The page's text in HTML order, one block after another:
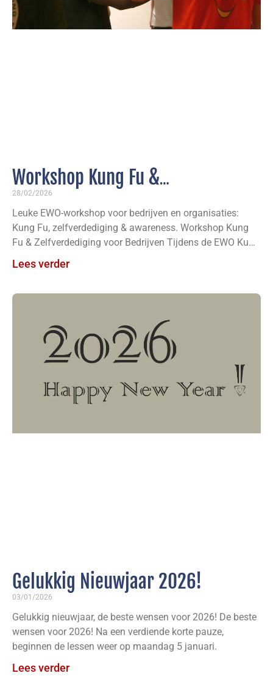
Workshop Kung Fu &
Zelfverdediging
28/02/2026
Leuke EWO-workshop voor bedrijven en organisaties:
Kung Fu, zelfverdediging & awareness. Workshop Kung
Fu & Zelfverdediging voor Bedrijven Tijdens de EWO Kung
Fu workshop voor
Lees verder
Gelukkig Nieuwjaar 2026!
03/01/2026
Gelukkig nieuwjaar, de beste wensen voor 2026! De beste
wensen voor 2026! Na een verdiende korte pauze,
beginnen de lessen weer op maandag 5 januari.
Lees verder